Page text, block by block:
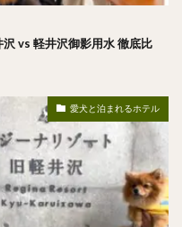
vs 軽井沢御影用水 徹底比
愛犬と泊まれるホテル